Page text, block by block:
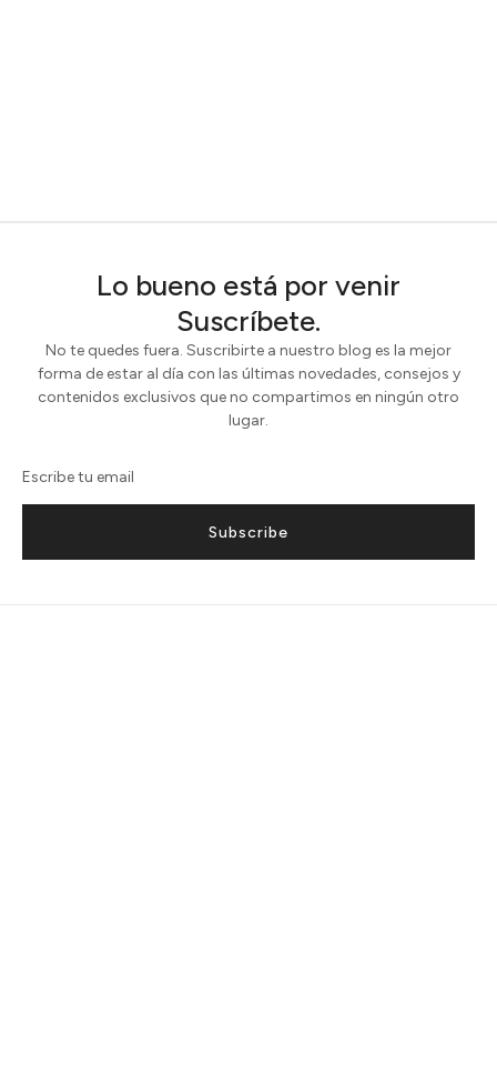
Lo bueno está por venir
Suscríbete.
No te quedes fuera. Suscribirte a nuestro blog es la mejor
forma de estar al día con las últimas novedades, consejos y
contenidos exclusivos que no compartimos en ningún otro
lugar.
Subscribe